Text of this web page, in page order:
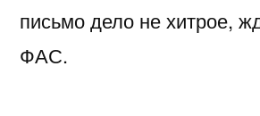
письмо дело не хитрое,
ФАС.